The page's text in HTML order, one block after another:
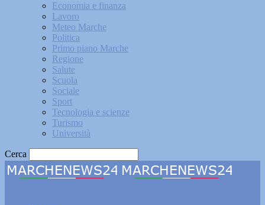
Economia e finanza
Lavoro
Meteo Marche
Politica
Primo piano Marche
Regione
Salute
Scuola
Sociale
Sport
Tecnologia e scienze
Turismo
Università
Cerca